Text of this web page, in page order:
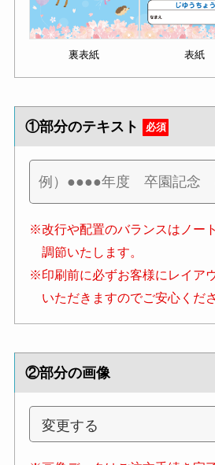
裏表紙 表紙
①部分のテキスト 必須
※改行や配置のバランスはノー
調節いたします。
※印刷前に必ずお客様にレイア
いただきますのでご安心くださ
②部分の画像